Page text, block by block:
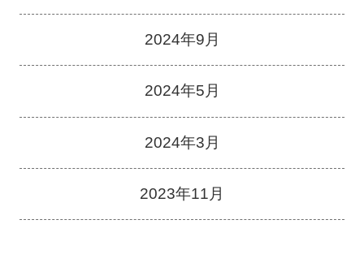
2024年9月
2024年5月
2024年3月
2023年11月